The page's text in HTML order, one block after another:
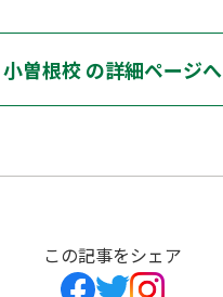
小曽根校 の詳細ページへ
この記事をシェア